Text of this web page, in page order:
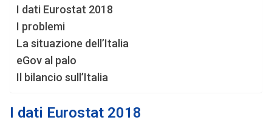
I dati Eurostat 2018
I problemi
La situazione dell’Italia
eGov al palo
Il bilancio sull’Italia
I dati Eurostat 2018